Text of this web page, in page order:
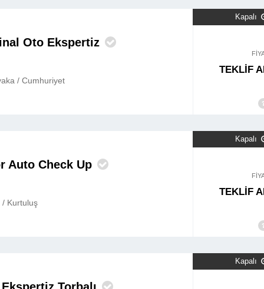
Oto Ekspertiz
/ Cumhuriyet
Kapalı
TEKLİF
Auto Check Up
Kurtuluş
Kapalı
TEKLİF
Kapalı